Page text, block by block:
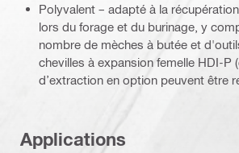
Polyvalent – adapté à la
lors du forage et du burinage, y
nombre de mèches à butée et
chevilles à expansion femelle HDI-P
d’extraction en option peuvent être
Applications